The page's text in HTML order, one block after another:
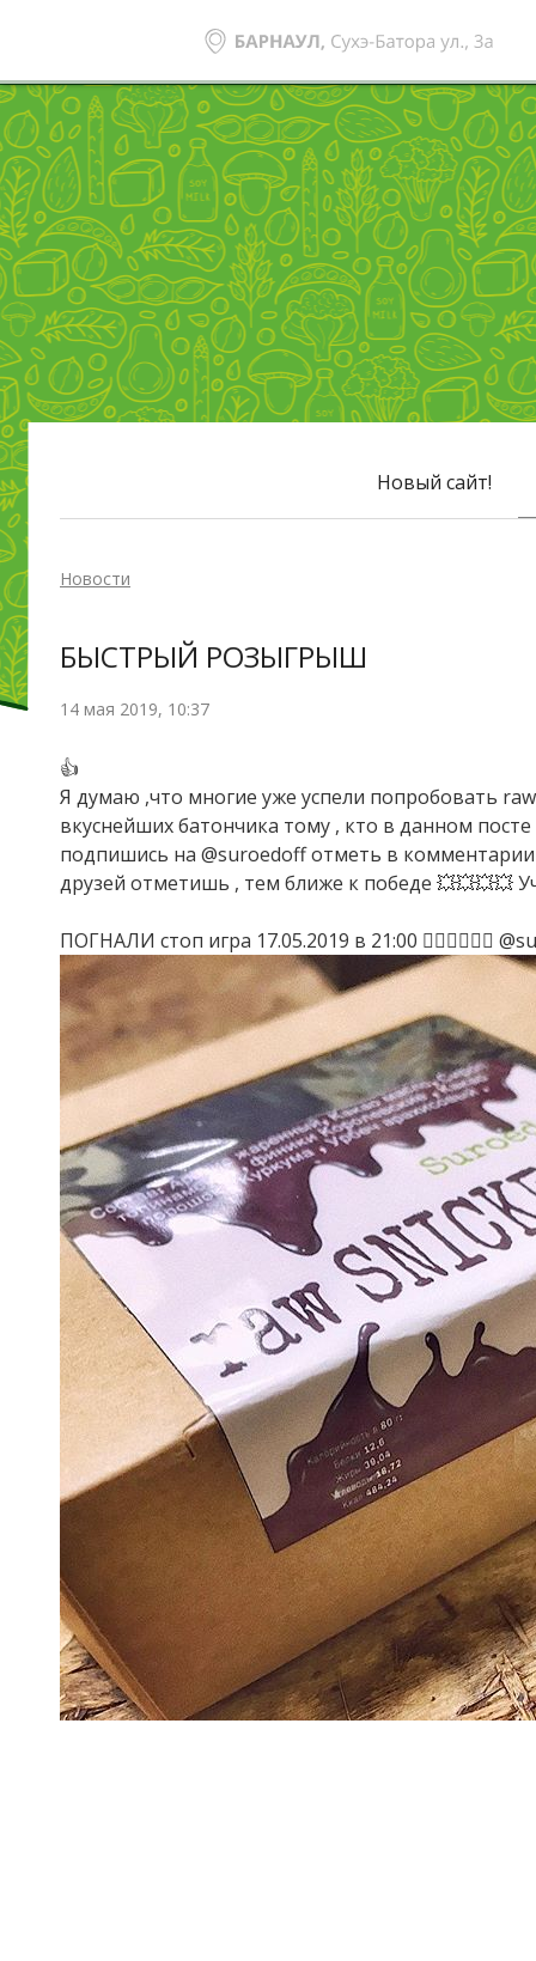
Новый сайт!
Новости
БЫСТРЫЙ РОЗЫГРЫШ
14 мая 2019, 10:37
👍
Я думаю ,что многие уже успели попробовать
вкуснейших батончика тому , кто в данном
подпишись на @suroedoff отметь в
друзей отметишь , тем ближе к победе 💥💥💥💥
ПОГНАЛИ стоп игра 17.05.2019 в 21:00 🏃🏽‍♀️🏃🏻‍♂️